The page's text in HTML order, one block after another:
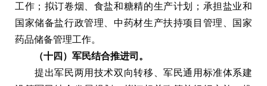
工作；拟订卷烟、食盐和糖精的生产计划；承担盐业和
国家储备盐行政管理、中药材生产扶持项目管理、国家
药品储备管理工作。
（十四）军民结合推进司。
提出军民两用技术双向转移、军民通用标准体系建